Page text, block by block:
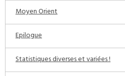
Moyen Orient
Epilogue
Statistiques diverses et variées !